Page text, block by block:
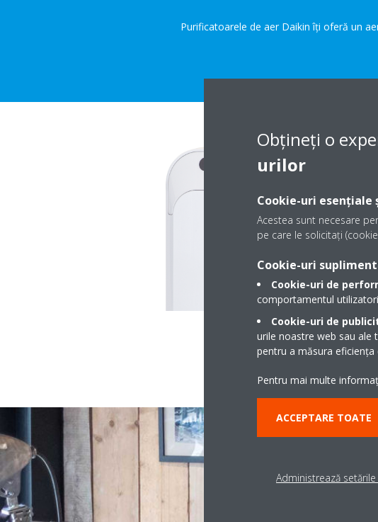
Purificatoarele de aer Daikin îți oferă un
Obțineți o
urilor
Cookie-uri esențiale
Acestea sunt necesare
pe care le solicitați
Cookie-uri
Cookie-uri de
comportamentul
Cookie-uri de
urile noastre web sau ale
pentru a măsura
Pentru mai multe
ACCEPTARE TOATE
Administrează